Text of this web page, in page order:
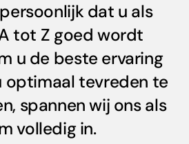
dat u als
tot Z goed wordt
u de beste ervaring
optimaal tevreden te
spannen wij ons als
volledig in.